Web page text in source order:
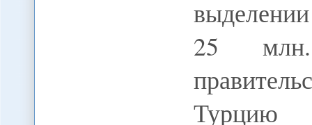
25
Турцию